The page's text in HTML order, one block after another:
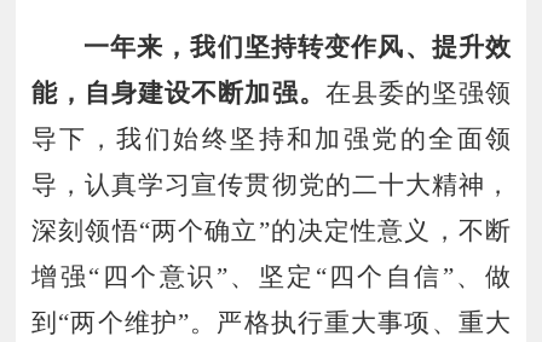
一年来 ，我们坚持转变作风、 提升效
能 ， 自身建设不断加强。 在县委的坚强领
导下，我们始终坚持和加强党的全面领
导，认真学习宣传贯彻党的二十大精神，
深刻领悟“两个确立”的决定性意义，不断
增强“四个意识”、坚定“四个自信”、做
到“两个维护”。严格执行重大事项、重大